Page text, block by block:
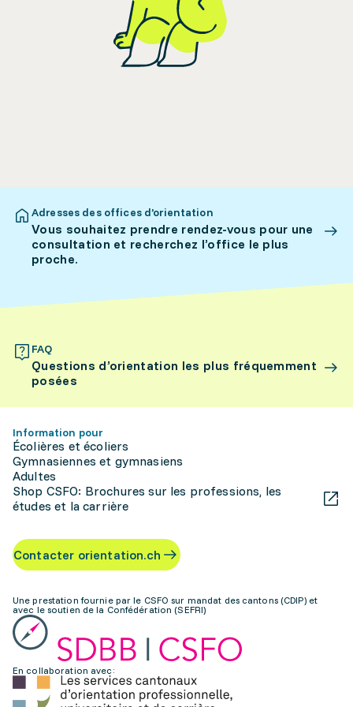
Adresses des offices d’orientation
Vous souhaitez prendre rendez-vous pour une
consultation et recherchez l’office le plus
proche.
FAQ
Questions d’orientation les plus fréquemment
posées
Information pour
Écolières et écoliers
Gymnasiennes et gymnasiens
Adultes
Shop CSFO: Brochures sur les professions, les
études et la carrière
Contacter orientation.ch
Une prestation fournie par le CSFO sur mandat des cantons (CDIP) et
avec le soutien de la Confédération (SEFRI)
En collaboration avec: